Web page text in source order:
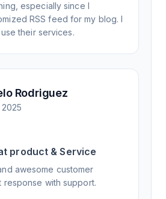
especially since I
RSS feed for my blog. I
their services.
Rodriguez
product & Service
awesome customer
response with support.